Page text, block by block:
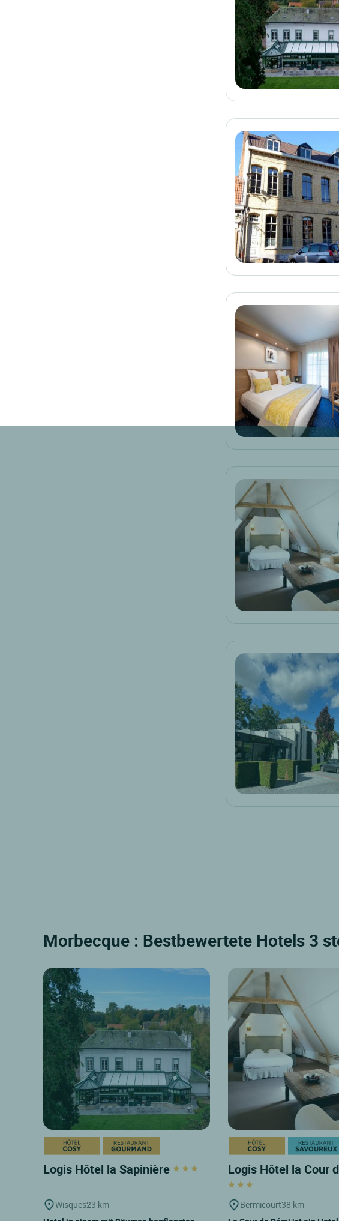
Morbecque : Bestbewertete Hotels 3
Logis Hôtel la Sapinière
Wisques23 km
Logis Hôtel la Cour
Bermicourt38 km